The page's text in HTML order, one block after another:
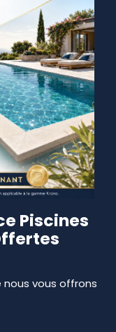
Piscines
vous offrons